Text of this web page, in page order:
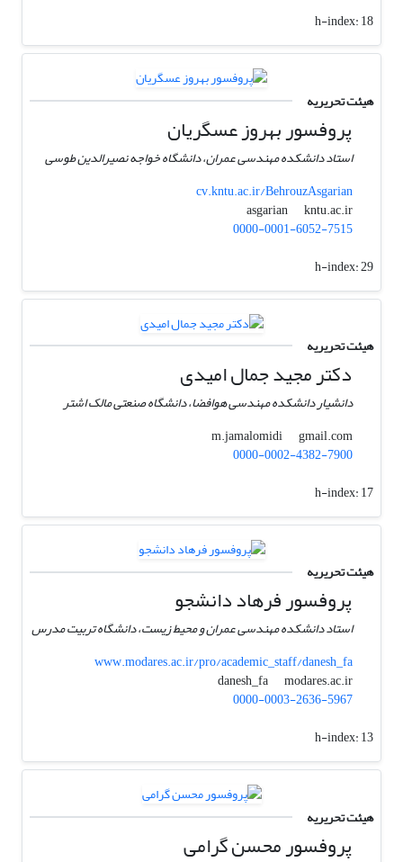
h-index:18
هیئت تحریریه
پروفسور بهروز عسگریان
استاد دانشکده مهندسی عمران، دانشگاه خواجه نصیرالدین طوسی
cv.kntu.ac.ir/BehrouzAsgarian
asgarian
kntu.ac.ir
0000-0001-6052-7515
h-index:29
هیئت تحریریه
دکتر مجید جمال امیدی
دانشیار دانشکده مهندسی هوافضا، دانشگاه صنعتی مالک اشتر
m.jamalomidi
gmail.com
0000-0002-4382-7900
h-index:17
هیئت تحریریه
پروفسور فرهاد دانشجو
استاد دانشکده مهندسی عمران و محیط زیست، دانشگاه تربیت مدرس
www.modares.ac.ir/pro/academic_staff/danesh_fa
danesh_fa
modares.ac.ir
0000-0003-2636-5967
h-index:13
هیئت تحریریه
پروفسور محسن گرامی